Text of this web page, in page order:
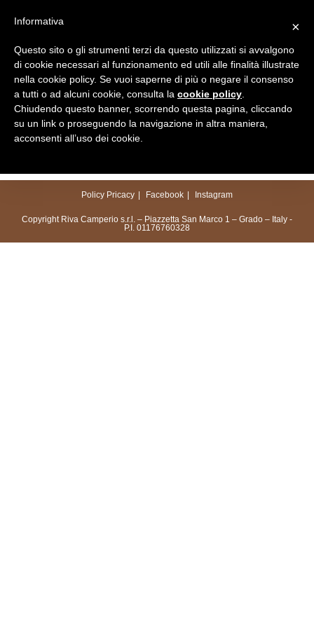
Menu
Policy Pricacy Facebook Instagram
Copyright Riva Camperio s.r.l. – Piazzetta San Marco 1 – Grado – Italy -
P.I. 01176760328
×
Informativa
Questo sito o gli strumenti terzi da questo utilizzati si avvalgono
di cookie necessari al funzionamento ed utili alle finalità illustrate
nella cookie policy. Se vuoi saperne di più o negare il consenso
a tutti o ad alcuni cookie, consulta la cookie policy
Chiudendo questo banner, scorrendo questa pagina, cliccando
su un link o proseguendo la navigazione in altra maniera,
acconsenti all’uso dei cookie.